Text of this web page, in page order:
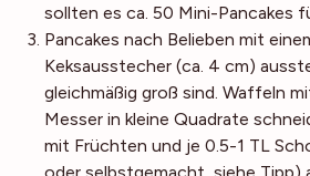
sollten es ca. 50 Mini-Pancakes
Pancakes nach Belieben mit
Keksausstecher (ca. 4 cm)
gleichmäßig groß sind. Waffeln
Messer in kleine Quadrate
mit Früchten und je 0.5-1 TL
oder selbstgemacht, siehe Tipp)